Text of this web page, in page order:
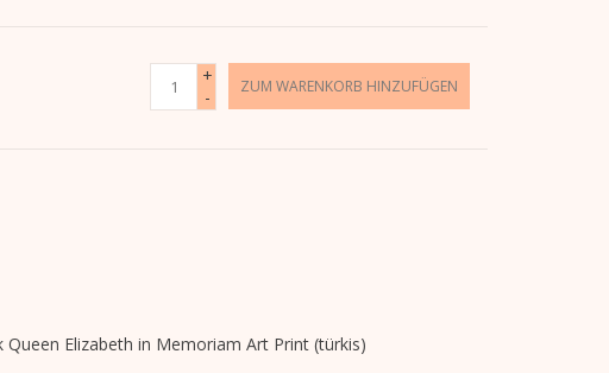
+
-
ZUM WARENKORB HINZUFÜGEN
Elizabeth in Memoriam Art Print (türkis)